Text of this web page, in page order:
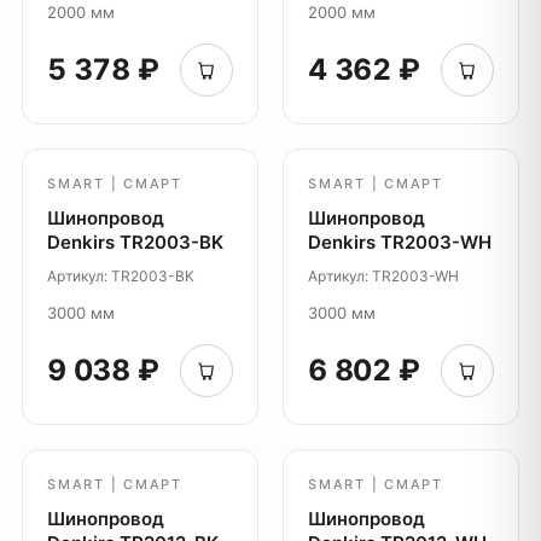
2000 мм
5 378 ₽
2000 мм
4 362 ₽
SMART | СМАРТ
Шинопровод
Denkirs TR2003-BK
Артикул: TR2003-BK
3000 мм
9 038 ₽
SMART | СМАРТ
Шинопровод
Denkirs TR2003-WH
Артикул: TR2003-WH
3000 мм
6 802 ₽
SMART | СМАРТ
Шинопровод
SMART | СМАРТ
Шинопровод
Новости
Монтажным организациям
Видео
Сотрудничество
Проекты